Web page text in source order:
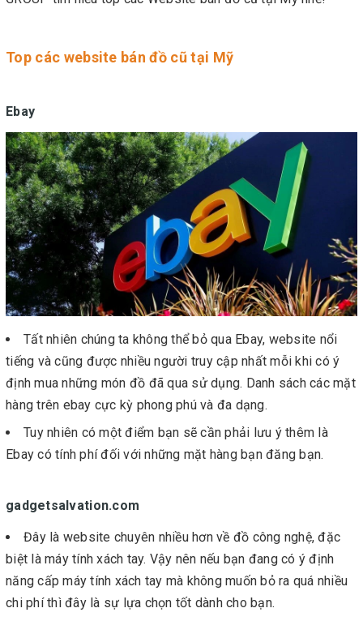
Top các website bán đồ cũ tại Mỹ
Ebay
Tất nhiên chúng ta không thể bỏ qua Ebay, website nổi
tiếng và cũng được nhiều người truy cập nhất mỗi khi có ý
định mua những món đồ đã qua sử dụng. Danh sách các mặt
hàng trên ebay cực kỳ phong phú và đa dạng.
Tuy nhiên có một điểm bạn sẽ cần phải lưu ý thêm là
Ebay có tính phí đối với những mặt hàng bạn đăng bạn.
gadgetsalvation.com
Đây là website chuyên nhiều hơn về đồ công nghệ, đặc
biệt là máy tính xách tay. Vậy nên nếu bạn đang có ý định
năng cấp máy tính xách tay mà không muốn bỏ ra quá nhiều
chi phí thì đây là sự lựa chọn tốt dành cho bạn.